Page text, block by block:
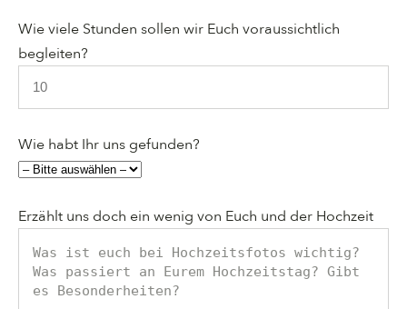
Wie viele Stunden sollen wir Euch voraussichtlich
begleiten?
Wie habt Ihr uns gefunden?
Erzählt uns doch ein wenig von Euch und der Hochzeit